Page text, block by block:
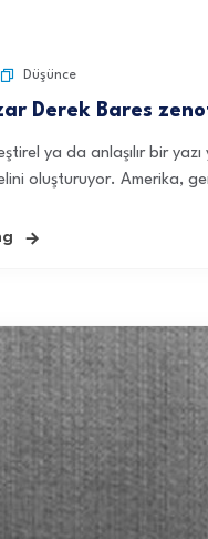
Düşünce
Derek Bares
ya da anlaşılır bir
oluşturuyor. Amerika,